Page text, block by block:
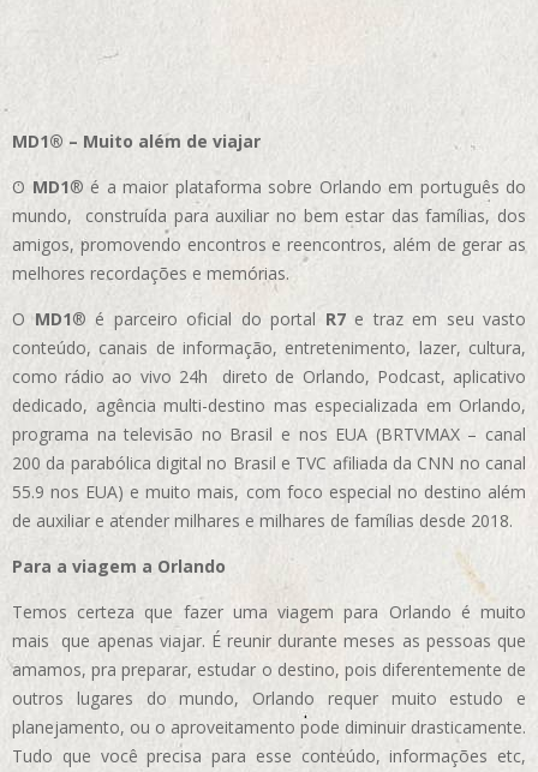
MD1® – Muito além de viajar
O MD1® é a maior plataforma sobre Orlando em português do
mundo, construída para auxiliar no bem estar das famílias, dos
amigos, promovendo encontros e reencontros, além de gerar as
melhores recordações e memórias.
OMD1® é parceiro oficial do portal R7e traz em seu vasto
conteúdo, canais de informação, entretenimento, lazer, cultura,
como rádio ao vivo 24h direto de Orlando, Podcast, aplicativo
dedicado, agência multi-destino mas especializada em Orlando,
programa na televisão no Brasil e nos EUA (BRTVMAX – canal
200 da parabólica digital no Brasil e TVC afiliada da CNN no canal
55.9 nos EUA) e muito mais, com foco especial no destino além
de auxiliar e atender milhares e milhares de famílias desde 2018.
Para a viagem a Orlando
Temos certeza que fazer uma viagem para Orlando é muito
mais que apenas viajar. É reunir durante meses as pessoas que
amamos, pra preparar, estudar o destino, pois diferentemente de
outros lugares do mundo, Orlando requer muito estudo e
planejamento, ou o aproveitamento pode diminuir drasticamente.
Tudo que você precisa para esse conteúdo, informações etc,